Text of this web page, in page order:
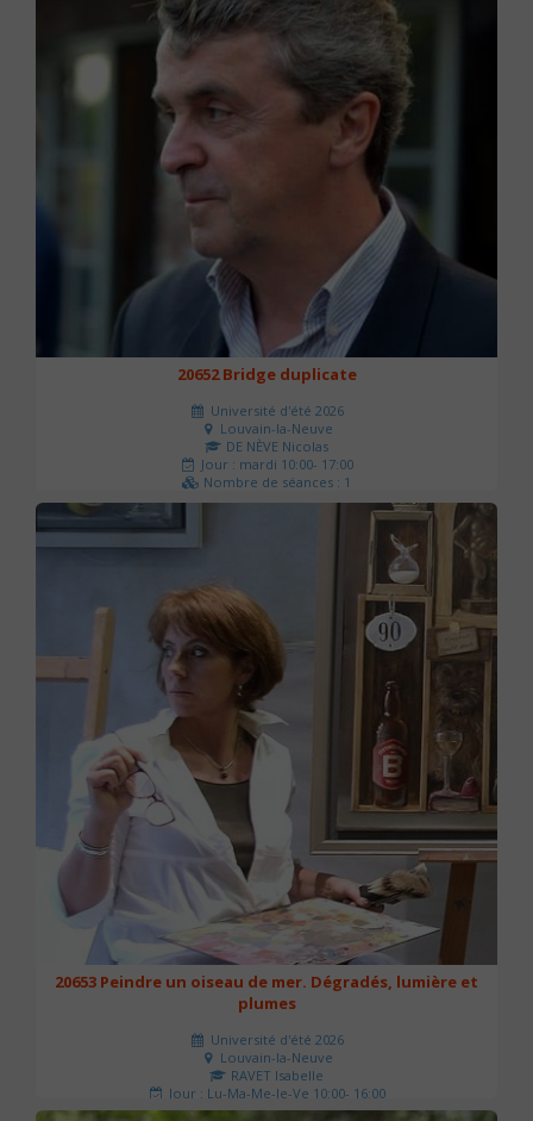
20652 Bridge duplicate
Université d'été 2026
Louvain-la-Neuve
DE NÈVE Nicolas
Jour : mardi 10:00- 17:00
Nombre de séances : 1
50 €
20653 Peindre un oiseau de mer. Dégradés, lumière et
plumes
Université d'été 2026
Louvain-la-Neuve
RAVET Isabelle
Jour : Lu-Ma-Me-Je-Ve 10:00- 16:00
Nombre de séances : 2